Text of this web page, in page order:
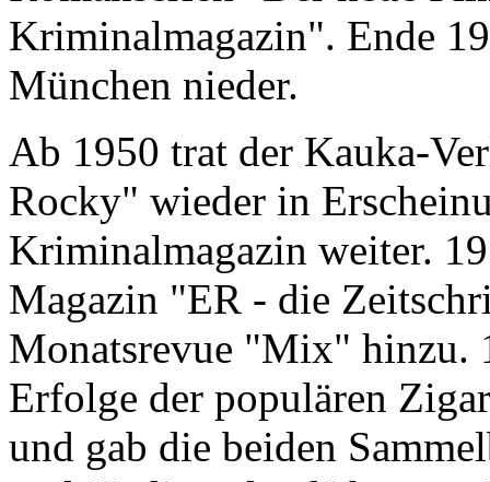
Kriminalmagazin". Ende
München nieder.
Ab 1950 trat der Kauka-
Rocky" wieder in
Kriminalmagazin weiter.
Magazin "ER - die
Monatsrevue "Mix" hinzu.
Erfolge der populären
und gab die beiden